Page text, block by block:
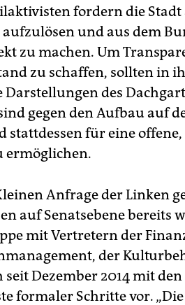
ein Künstler-Gästehaus mit
und
kostenlose Nutzungdes
Matzen durch
fordern die
und aus dem
zu machen. Um
zu schaffen, sollten in
Darstellungen des
gegen den Aufbau auf
stattdessen für eine
ermöglichen.
Anfrage der Linken
auf Senatsebene bereits
mit Vertretern der
der
seit Dezember 2014 mit
formaler Schritte vor.